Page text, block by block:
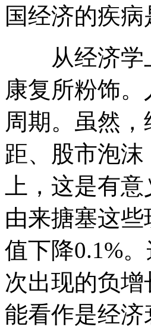
国经济的疾
从经济学上
康复所粉饰
周期。虽然
距、股市泡
上，这是有
由来搪塞这
值下降0.1%
次出现的负
能看作是经